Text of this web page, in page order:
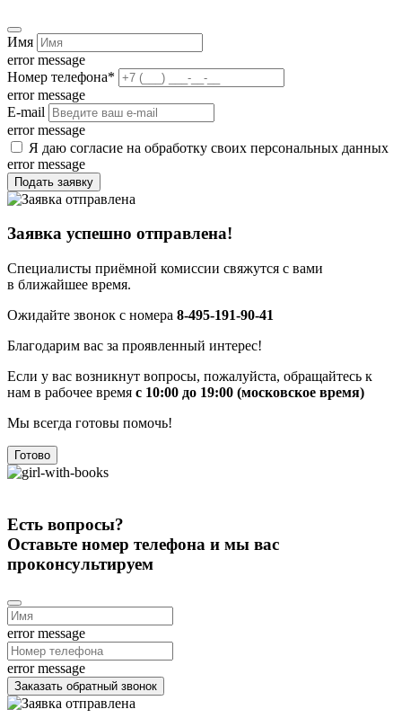
Имя
error message
Номер телефона*
error message
E-mail
error message
Я даю согласие на обработку своих персональных данных
error message
Подать заявку
Заявка успешно отправлена!
Специалисты приёмной комиссии свяжутся с вами
в ближайшее время.
Ожидайте звонок с номера 8-495-191-90-41
Благодарим вас за проявленный интерес!
Если у вас возникнут вопросы, пожалуйста, обращайтесь к
нам в рабочее время с 10:00 до 19:00 (московское время)
Мы всегда готовы помочь!
Готово
Есть вопросы?
Оставьте номер телефона и мы вас
проконсультируем
error message
error message
Заказать обратный звонок